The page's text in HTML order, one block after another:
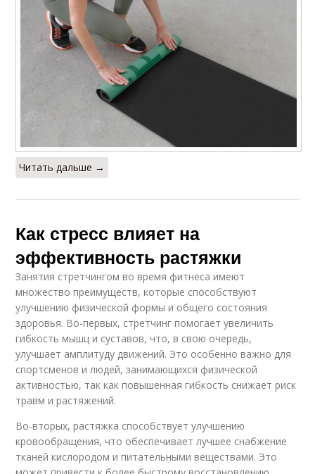
Читать дальше →
Как стресс влияет на
эффективность растяжки
Занятия стретчингом во время фитнеса имеют
множество преимуществ, которые способствуют
улучшению физической формы и общего состояния
здоровья. Во-первых, стретчинг помогает увеличить
гибкость мышц и суставов, что, в свою очередь,
улучшает амплитуду движений. Это особенно важно для
спортсменов и людей, занимающихся физической
активностью, так как повышенная гибкость снижает риск
травм и растяжений.
Во-вторых, растяжка способствует улучшению
кровообращения, что обеспечивает лучшее снабжение
тканей кислородом и питательными веществами. Это